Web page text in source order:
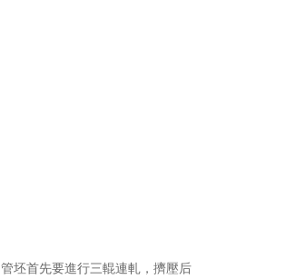
坯首先要進行三輥連軋，擠壓后